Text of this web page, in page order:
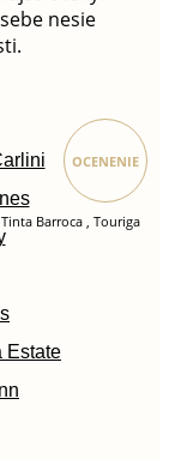
Estate
nesie
OCENENIE
Barroca , Touriga